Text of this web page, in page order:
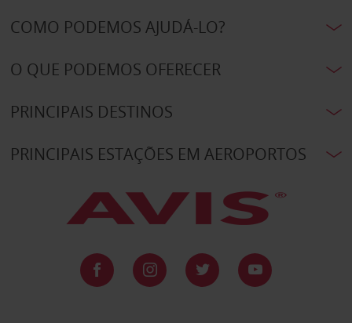
COMO PODEMOS AJUDÁ-LO?
O QUE PODEMOS OFERECER
PRINCIPAIS DESTINOS
PRINCIPAIS ESTAÇÕES EM AEROPORTOS